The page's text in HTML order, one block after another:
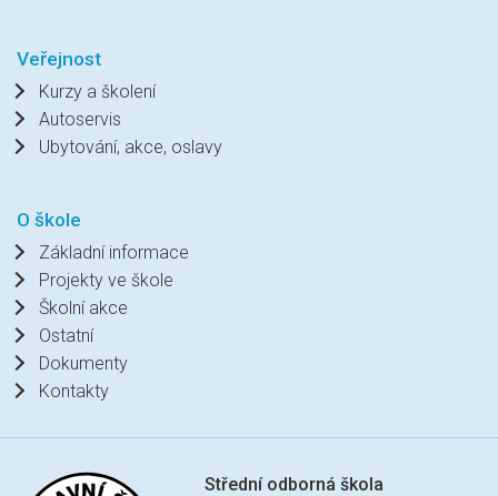
Veřejnost
Kurzy a školení
Autoservis
Ubytování, akce, oslavy
O škole
Základní informace
Projekty ve škole
Školní akce
Ostatní
Dokumenty
Kontakty
Střední odborná škola